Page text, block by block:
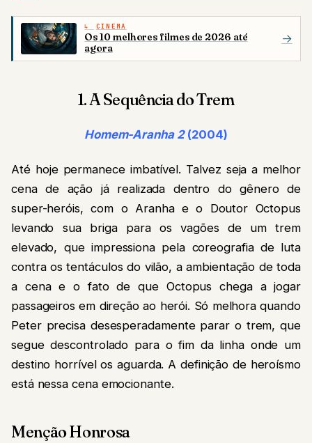
CINEMA
Os 10 melhores filmes de 2026 até
agora
→
1. A Sequência do Trem
Homem-Aranha 2(2004)
Até hoje permanece imbatível. Talvez seja a melhor
cena de ação já realizada dentro do gênero de
super-heróis, com o Aranha e o Doutor Octopus
levando sua briga para os vagões de um trem
elevado, que impressiona pela coreografia de luta
contra os tentáculos do vilão, a ambientação de toda
a cena e o fato de que Octopus chega a jogar
passageiros em direção ao herói. Só melhora quando
Peter precisa desesperadamente parar o trem, que
segue descontrolado para o fim da linha onde um
destino horrível os aguarda. A definição de heroísmo
está nessa cena emocionante.
Menção Honrosa